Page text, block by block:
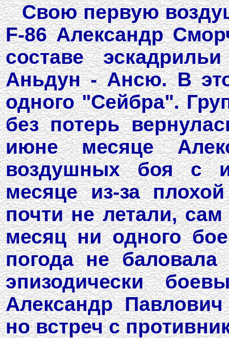
Свою первую
F-86 Александр
составе
Аньдун - Ансю. В
одного "Сейбра".
без потерь
июне месяце
воздушных боя с
месяце из-за
почти не летали,
месяц ни одного
погода не
эпизодически
Александр
но встреч с